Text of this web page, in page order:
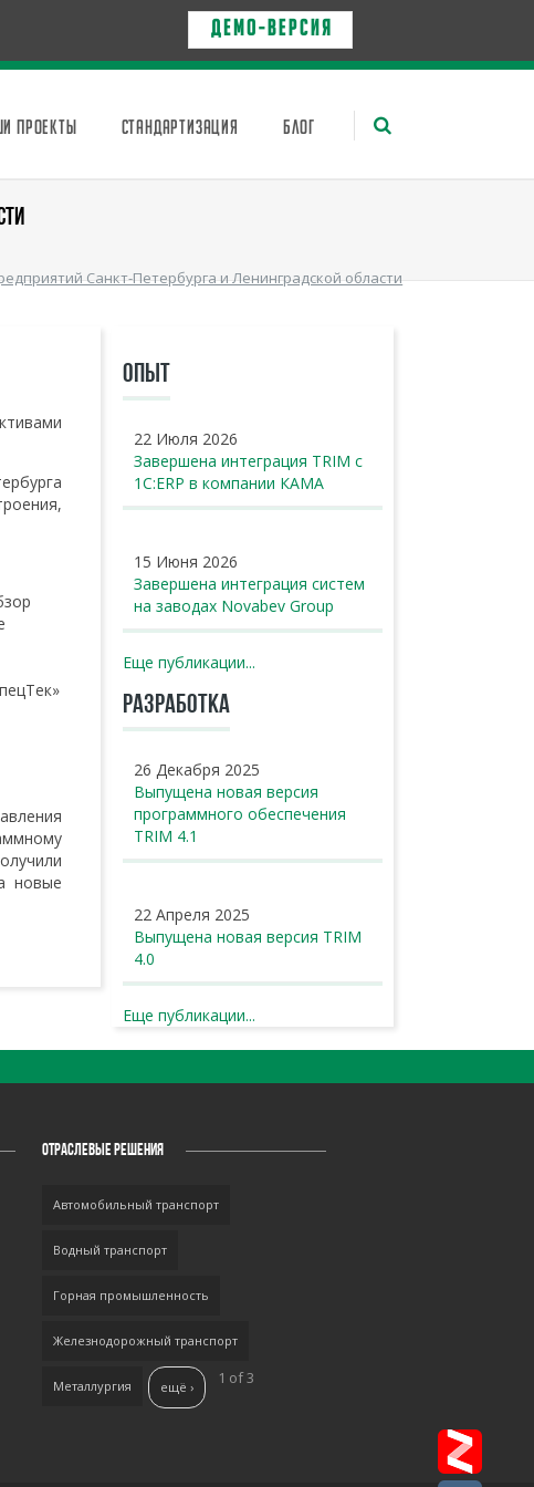
Д Е М О - в е р с и я
ПРОЕКТЫ СТАНДАРТИЗАЦИЯ БЛОГ
Санкт-Петербурга и Ленинградской области
новые
ОПЫТ
22 Июля 2026
Завершена интеграция TRIM с
1С:ERP в компании КАМА
15 Июня 2026
Завершена интеграция систем
на заводах Novabev Group
Еще публикации...
РАЗРАБОТКА
26 Декабря 2025
Выпущена новая версия
программного обеспечения
TRIM 4.1
22 Апреля 2025
Выпущена новая версия TRIM
4.0
Еще публикации...
ОТРАСЛЕВЫЕ РЕШЕНИЯ
Автомобильный транспорт
Водный транспорт
Горная промышленность
Железнодорожный транспорт
Металлургия 1 of 3
ещё ›